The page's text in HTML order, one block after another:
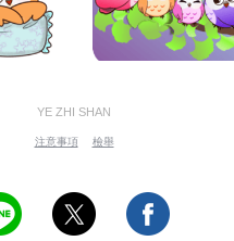
YE ZHI SHAN
注意事項 檢舉